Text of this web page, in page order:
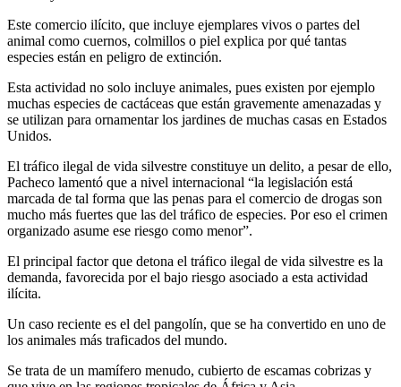
Este comercio ilícito, que incluye ejemplares vivos o partes del
animal como cuernos, colmillos o piel explica por qué tantas
especies están en peligro de extinción.
Esta actividad no solo incluye animales, pues existen por ejemplo
muchas especies de cactáceas que están gravemente amenazadas y
se utilizan para ornamentar los jardines de muchas casas en Estados
Unidos.
El tráfico ilegal de vida silvestre constituye un delito, a pesar de ello,
Pacheco lamentó que a nivel internacional “la legislación está
marcada de tal forma que las penas para el comercio de drogas son
mucho más fuertes que las del tráfico de especies. Por eso el crimen
organizado asume ese riesgo como menor”.
El principal factor que detona el tráfico ilegal de vida silvestre es la
demanda, favorecida por el bajo riesgo asociado a esta actividad
ilícita.
Un caso reciente es el del pangolín, que se ha convertido en uno de
los animales más traficados del mundo.
Se trata de un mamífero menudo, cubierto de escamas cobrizas y